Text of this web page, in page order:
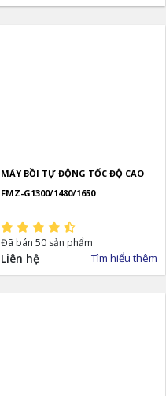
MÁY BỒI TỰ ĐỘNG TỐC ĐỘ CAO
FMZ-G1300/1480/1650
Đã bán 50 sản phẩm
Liên hệ Tìm hiểu thêm